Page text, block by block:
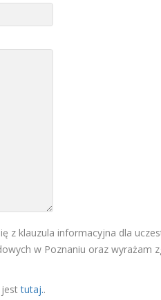
z klauzula informacyjna dla
w Poznaniu oraz wyrażam
jesttutaj..